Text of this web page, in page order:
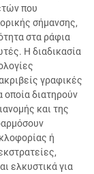
που
σήμανσης,
στα ράφια
Η διαδικασία
γραφικές
οποία διατηρούν
και της
ή
ελκυστικά για